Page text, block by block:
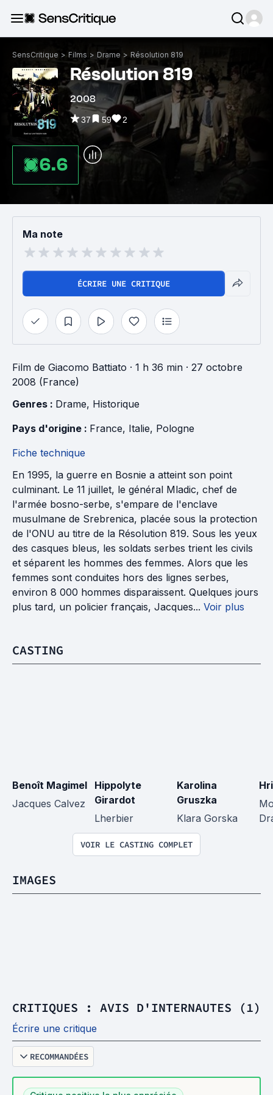
SensCritique > Films > Drame > Résolution 819
Résolution 819
2008
37 59 2
6.6
Ma note
ÉCRIRE UNE CRITIQUE
Film de Giacomo Battiato · 1 h 36 min · 27 octobre
2008 (France)
Genres : Drame, Historique
Pays d'origine : France, Italie, Pologne
Fiche technique
En 1995, la guerre en Bosnie a atteint son point
culminant. Le 11 juillet, le général Mladic, chef de
l'armée bosno-serbe, s'empare de l'enclave
musulmane de Srebrenica, placée sous la protection
de l'ONU au titre de la Résolution 819. Sous les yeux
des casques bleus, les soldats serbes trient les civils
et séparent les hommes des femmes. Alors que les
femmes sont conduites hors des lignes serbes,
environ 8 000 hommes disparaissent. Quelques jours
plus tard, un policier français, Jacques... Voir plus
CASTING
Benoît Magimel
Jacques Calvez
Hippolyte
Girardot
Lherbier
Karolina
Gruszka
Klara Gorska
VOIR LE CASTING COMPLET
IMAGES
CRITIQUES : AVIS D'INTERNAUTES (1)
Écrire une critique
RECOMMANDÉES